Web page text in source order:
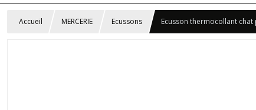
Accueil MERCERIE Ecussons Ecusson thermocollant chat